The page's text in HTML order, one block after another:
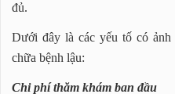
đủ.
Dưới đây là các yếu tố có
chữa bệnh lậu:
Chi phí thăm khám ban đầu